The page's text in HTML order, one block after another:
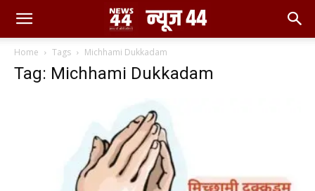
Home Tags Michhami Dukkadam
Tag: Michhami Dukkadam